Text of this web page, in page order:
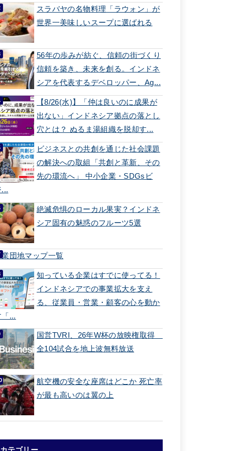
スラバヤの名物料理「ラウォン」が
世界一美味しいスープに選ばれる
56年の歩みが紡ぐ、信頼の街づくり
信頼を築き、未来を創る。インドネ
シアを代表するデベロッパー、Ag...
【8/26(水)】「仲は良いのに成果が
出ない」インドネシア拠点の落とし
穴とは？ ぬるま湯組織を脱却す...
ビジネスとの共創を通じた社会課題
の解決への取組「共創と革新、その
先の環流へ」 中小企業・SDGsビ
...
絶滅危惧のローカル果実？インドネ
シア固有の魅惑のフルーツ5選
業団地マップ一覧
知っている企業はすでに使ってる！
インドネシアでの事業拡大を支え
る、従業員・営業・顧客の心を動か
「...
国営TVRI、26年W杯の放映権取得
全104試合を地上波無料放送
航空機の安全な座席はどこか 死亡率
が最も高いのは翼の上